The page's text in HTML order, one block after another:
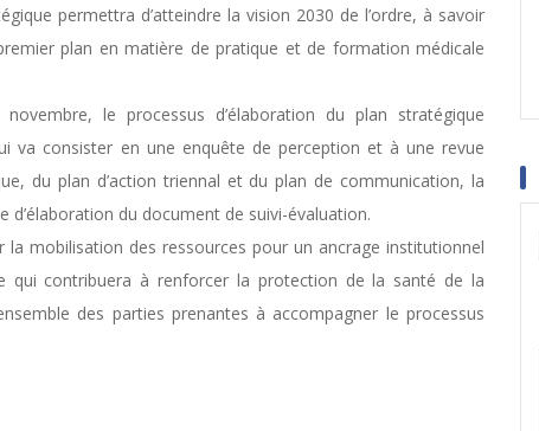
permettra d’atteindre la vision 2030 de l’ordre, à savoir
plan en matière de pratique et de formation médicale
le processus d’élaboration du plan stratégique
va consister en une enquête de perception et à une revue
du plan d’action triennal et du plan de communication, la
du document de suivi-évaluation.
mobilisation des ressources pour un ancrage institutionnel
qui contribuera à renforcer la protection de la santé de la
des parties prenantes à accompagner le processus